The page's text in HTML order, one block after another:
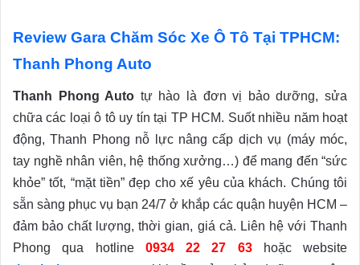
Review Gara Chăm Sóc Xe Ô Tô Tại TPHCM:
Thanh Phong Auto
Thanh Phong Auto tự hào là đơn vị bảo dưỡng, sửa
chữa các loại ô tô uy tín tại TP HCM. Suốt nhiều năm hoạt
động, Thanh Phong nỗ lực nâng cấp dịch vụ (máy móc,
tay nghề nhân viên, hệ thống xưởng…) để mang đến “sức
khỏe” tốt, “mặt tiền” đẹp cho xế yêu của khách. Chúng tôi
sẵn sàng phục vụ bạn 24/7 ở khắp các quận huyện HCM –
đảm bảo chất lượng, thời gian, giá cả. Liên hệ với Thanh
Phong qua hotline 0934 22 27 63
hoặc website